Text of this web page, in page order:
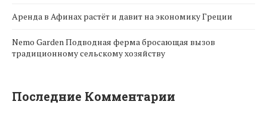
Аренда в Афинах растёт и давит на экономику Греции
Nemo Garden Подводная ферма бросающая вызов
традиционному сельскому хозяйству
Последние Комментарии